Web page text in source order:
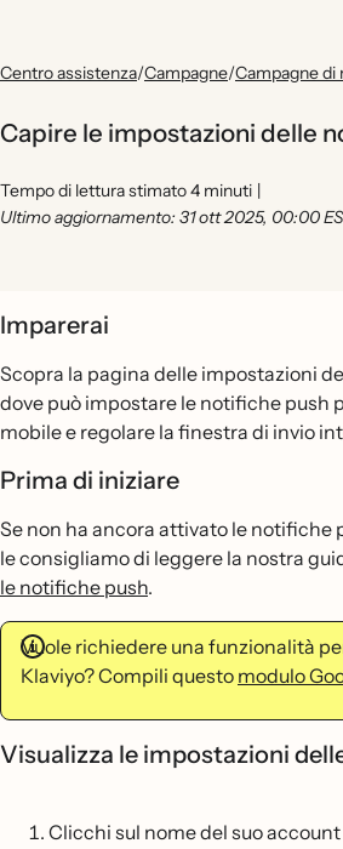
Centro assistenza/Campagne/Campagne di
Capire le impostazioni delle
Tempo di lettura stimato 4 minuti |
Ultimo aggiornamento: 31 ott 2025, 00:00
Imparerai
Scopra la pagina delle impostazioni
dove può impostare le notifiche push
mobile e regolare la finestra di invio
Prima di iniziare
Se non ha ancora attivato le notifiche
le consigliamo di leggere la nostra
le notifiche push.
Vuole richiedere una funzionalità
Klaviyo? Compili questo modulo
Visualizza le impostazioni
Clicchi sul nome del suo